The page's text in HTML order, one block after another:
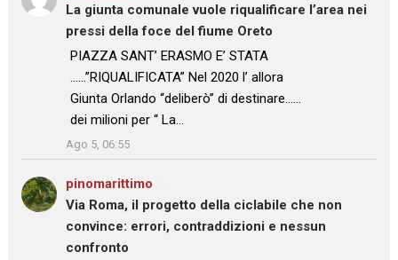
La giunta comunale vuole riqualificare l’area nei
pressi della foce del fiume Oreto
: “
PIAZZA SANT’ ERASMO E’ STATA
……”RIQUALIFICATA” Nel 2020 l’ allora
Giunta Orlando “deliberò” di destinare……
dei milioni per “ La…
”
Ago 5, 06:55
pinomarittimo
Via Roma, il progetto della ciclabile che non
convince: errori, contraddizioni e nessun
confronto